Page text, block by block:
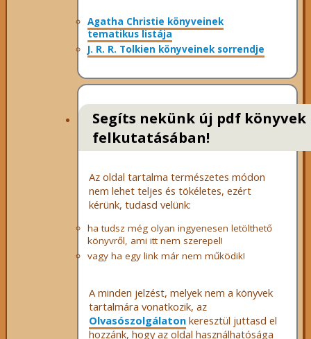
Agatha Christie könyveinek
tematikus listája
J. R. R. Tolkien könyveinek sorrendje
Segíts nekünk új pdf könyvek
felkutatásában!
Az oldal tartalma természetes módon
nem lehet teljes és tökéletes, ezért
kérünk, tudasd velünk:
ha tudsz még olyan ingyenesen letölthető
könyvről, ami itt nem szerepel!
vagy ha egy link már nem működik!
A minden jelzést, melyek nem a könyvek
tartalmára vonatkozik, az
Olvasószolgálatonkeresztül juttasd el
hozzánk, hogy az oldal használhatósága